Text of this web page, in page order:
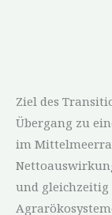
Ziel des
Übergang zu
im
und